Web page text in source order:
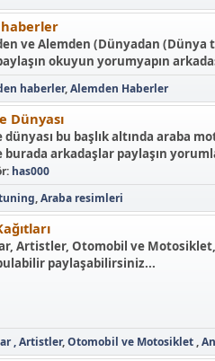
ve Alemden (Dünyadan
okuyun yorumyapın
haberler Alemden Haberler
Dünyası
dünyası bu başlık altında araba
arkadaşlar paylaşın
has000
Araba resimleri
Artistler, Otomobil ve
paylaşabilirsiniz...
, Artistler Otomobil ve Motosiklet